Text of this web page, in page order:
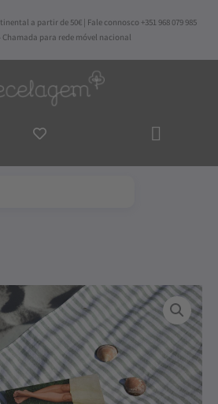
a partir de 50€ | Fale connosco +351 968 079 985
Chamada para rede móvel nacional
AO